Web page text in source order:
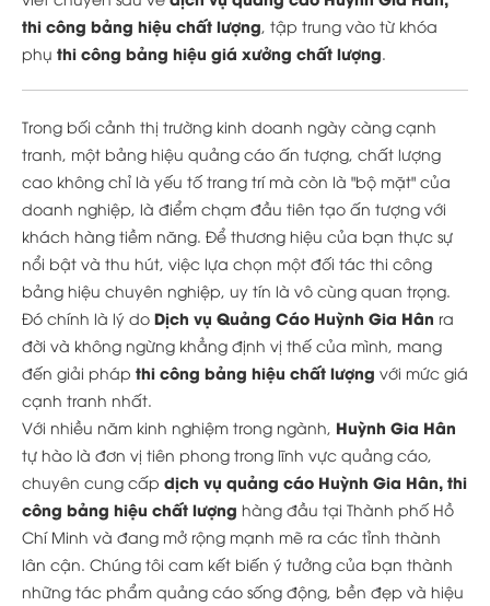
thi công bảng hiệu chất lượng, tập trung vào từ khóa
phụ thi công bảng hiệu giá xưởng chất lượng.
Trong bối cảnh thị trường kinh doanh ngày càng cạnh
tranh, một bảng hiệu quảng cáo ấn tượng, chất lượng
cao không chỉ là yếu tố trang trí mà còn là "bộ mặt" của
doanh nghiệp, là điểm chạm đầu tiên tạo ấn tượng với
khách hàng tiềm năng. Để thương hiệu của bạn thực sự
nổi bật và thu hút, việc lựa chọn một đối tác thi công
bảng hiệu chuyên nghiệp, uy tín là vô cùng quan trọng.
Đó chính là lý do Dịch vụ Quảng Cáo Huỳnh Gia Hân ra
đời và không ngừng khẳng định vị thế của mình, mang
đến giải pháp thi công bảng hiệu chất lượng với mức giá
cạnh tranh nhất.
Với nhiều năm kinh nghiệm trong ngành, Huỳnh Gia Hân
tự hào là đơn vị tiên phong trong lĩnh vực quảng cáo,
chuyên cung cấp dịch vụ quảng cáo Huỳnh Gia Hân, thi
công bảng hiệu chất lượng hàng đầu tại Thành phố Hồ
Chí Minh và đang mở rộng mạnh mẽ ra các tỉnh thành
lân cận. Chúng tôi cam kết biến ý tưởng của bạn thành
những tác phẩm quảng cáo sống động, bền đẹp và hiệu